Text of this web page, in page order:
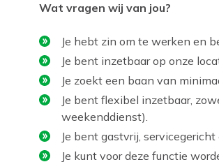
Wat vragen wij van jou?
Je hebt zin om te werken en
Je bent inzetbaar op onze
Je zoekt een baan van
Je bent flexibel inzetbaar,
weekenddienst).
Je bent gastvrij,
Je kunt voor deze functie